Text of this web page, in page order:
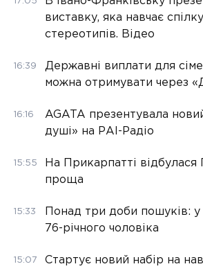
виставку, яка навчає
стереотипів. Відео
16:39
Державні виплати для
можна отримувати через
16:16
AGATA презентувала
душі» на РАІ-Радіо
15:55
На Прикарпатті відбулася
проща
15:33
Понад три доби пошуків: у
76-річного чоловіка
15:07
Стартує новий набір на